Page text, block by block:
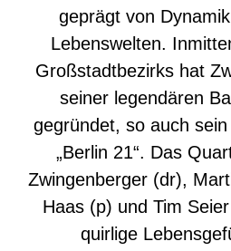
geprägt von
Lebenswelten.
Großstadtbezirks hat
seiner legendären
gegründet, so auch
„Berlin 21“. Das
Zwingenberger (dr),
Haas (p) und Tim
quirlige